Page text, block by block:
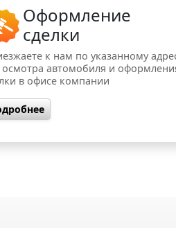
Оформление
сделки
к нам по указанному
осмотра автомобиля и
в офисе компании